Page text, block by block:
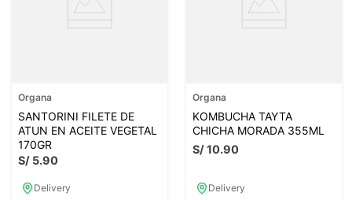
Organa
SANTORINI FILETE DE
ATUN EN ACEITE VEGETAL
170GR
S/ 5.90
Delivery
Organa
KOMBUCHA TAYTA
CHICHA MORADA 355ML
S/10.90
Delivery